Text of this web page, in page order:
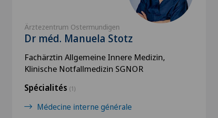
Ärztezentrum Ostermundigen
Dr méd. Manuela Stotz
Fachärztin Allgemeine Innere Medizin,
Klinische Notfallmedizin SGNOR
Spécialités (1)
Médecine interne générale